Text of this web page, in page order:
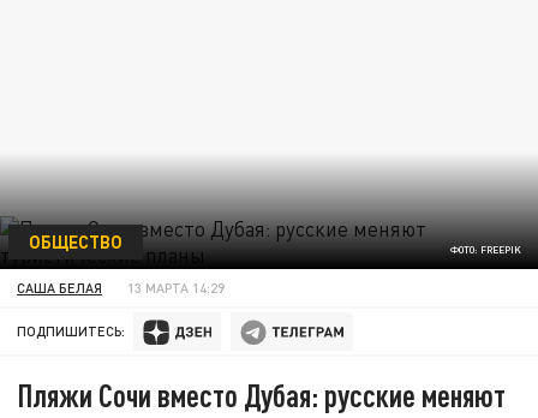
ФОТО: FREEPIK
ОБЩЕСТВО
САША БЕЛАЯ 13 МАРТА 14:29
ПОДПИШИТЕСЬ:
Пляжи Сочи вместо Дубая: русские меняют